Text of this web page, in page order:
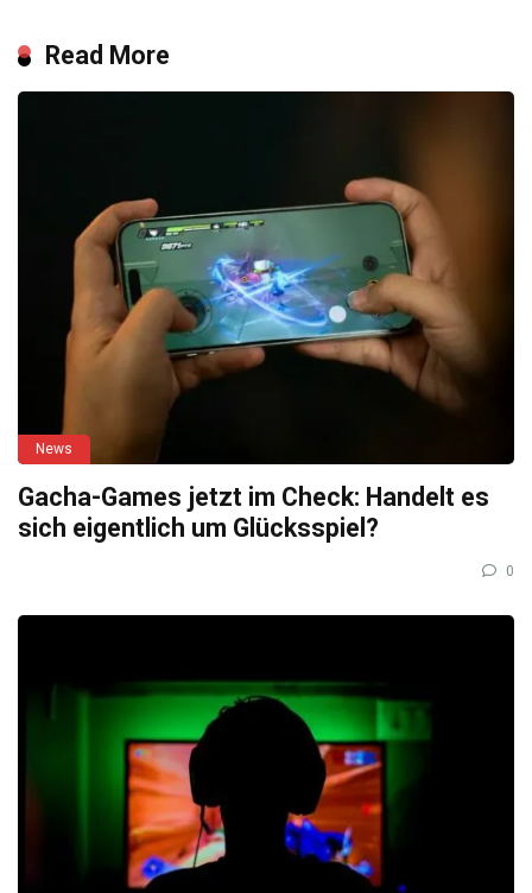
Read More
News
Gacha-Games jetzt im Check: Handelt es
sich eigentlich um Glücksspiel?
0